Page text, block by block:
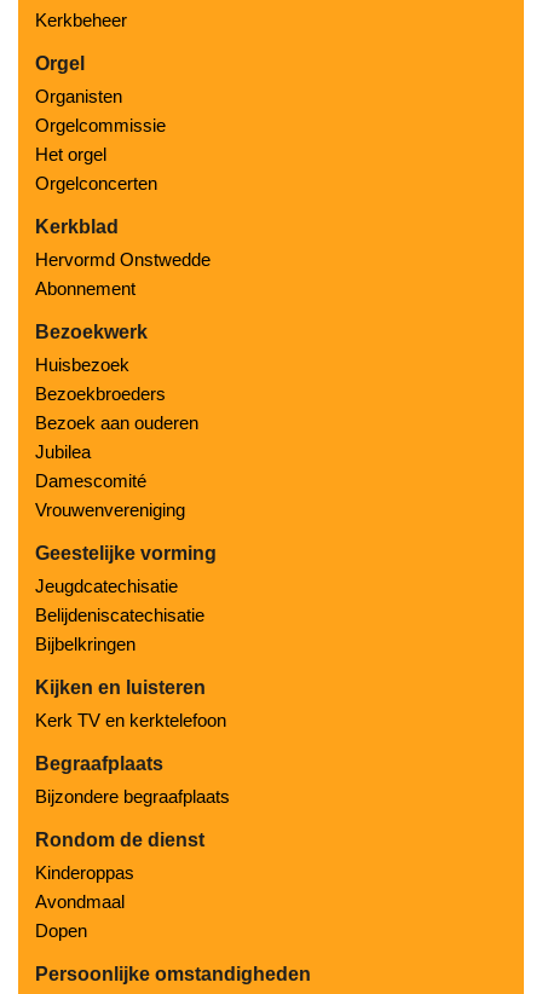
Kerkbeheer
Orgel
Organisten
Orgelcommissie
Het orgel
Orgelconcerten
Kerkblad
Hervormd Onstwedde
Abonnement
Bezoekwerk
Huisbezoek
Bezoekbroeders
Bezoek aan ouderen
Jubilea
Damescomité
Vrouwenvereniging
Geestelijke vorming
Jeugdcatechisatie
Belijdeniscatechisatie
Bijbelkringen
Kijken en luisteren
Kerk TV en kerktelefoon
Begraafplaats
Bijzondere begraafplaats
Rondom de dienst
Kinderoppas
Avondmaal
Dopen
Persoonlijke omstandigheden